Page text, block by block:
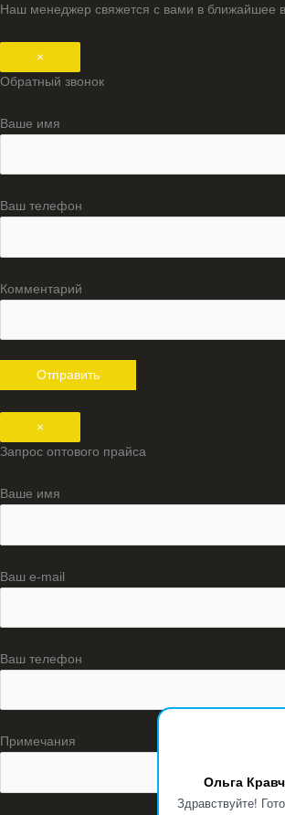
Ольга
Здравствуйте!
Наш менеджер свяжется с вами в ближайшее
×
Обратный звонок
Ваше имя
Ваш телефон
Комментарий
×
Запрос оптового прайса
Ваше имя
Ваш e-mail
Ваш телефон
Примечания